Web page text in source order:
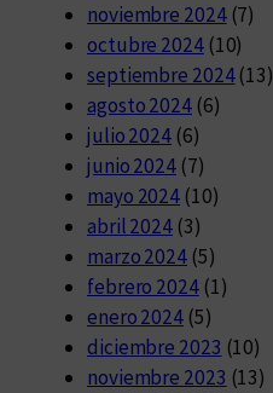
noviembre 2024(7)
octubre 2024(10)
septiembre 2024(13)
agosto 2024(6)
julio 2024 (6)
junio 2024 (7)
mayo 2024 (10)
abril 2024 (3)
marzo 2024 (5)
febrero 2024(1)
enero 2024 (5)
diciembre 2023 (10)
noviembre 2023 (13)